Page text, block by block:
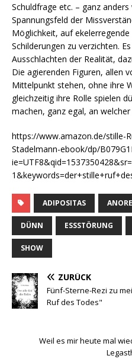
Schuldfrage etc. – ganz
Spannungsfeld der
Möglichkeit, auf
Schilderungen zu verzichten.
Ausschlachten der Realität,
Die agierenden Figuren, allen
Mittelpunkt stehen, ohne ihre
gleichzeitig ihre Rolle spielen
machen, ganz egal, an
https://www.amazon.de/stille-
Stadelmann-ebook/dp/
ADIPOSITAS
DÜNN ESSSTÖRUNG
SHOW
ZURÜCK
Fünf-Sterne-Rezi zu
Ruf des Todes"
Weil es mir heute mal